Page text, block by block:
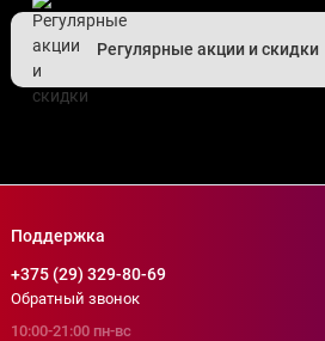
Регулярные акции и скидки
Поддержка
+375 (29) 329-80-69
Обратный звонок
10:00-21:00 пн-вс